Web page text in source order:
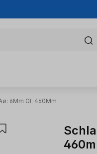
6Mm Gl: 460Mm